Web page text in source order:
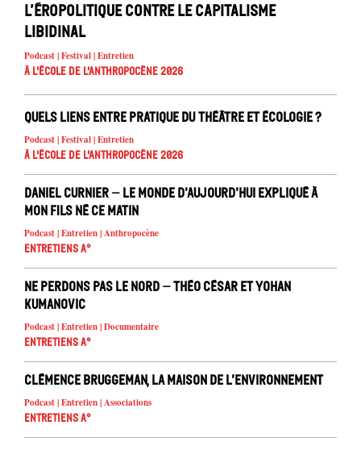
L’éropolitique contre le capitalisme
libidinal
Podcast | Festival | Entretien
À l'école de l'Anthropocène 2026
Quels liens entre pratique du théâtre et écologie ?
Podcast | Festival | Entretien
À l'école de l'Anthropocène 2026
Daniel Curnier – Le Monde d’aujourd’hui expliqué à
mon fils né ce matin
Podcast | Entretien | Anthropocène
Entretiens A°
Ne Perdons pas le nord – Théo César et Yohan
Kumanovic
Podcast | Entretien | Documentaire
Entretiens A°
Clémence Bruggeman, la Maison de l’Environnement
Podcast | Entretien | Associations
Entretiens A°